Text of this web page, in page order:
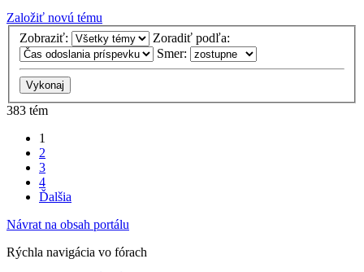
Založiť novú tému
Zobraziť:
Zoradiť podľa:
Smer:
383 tém
1
2
3
4
Ďalšia
Návrat na obsah portálu
Rýchla navigácia vo fórach